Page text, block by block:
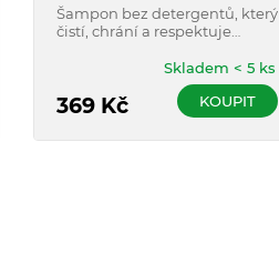
Šampon bez detergentů, který
čistí, chrání a respektuje
369Kč
Skladem < 5 ks
KOUPIT